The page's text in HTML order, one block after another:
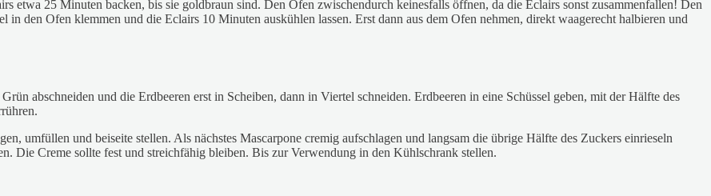
etwa 25 Minuten backen, bis sie goldbraun sind. Den Ofen zwischendurch keinesfalls öffnen, da die Eclairs sonst zusammenfallen! Den
den Ofen klemmen und die Eclairs 10 Minuten auskühlen lassen. Erst dann aus dem Ofen nehmen, direkt waagerecht halbieren und
abschneiden und die Erdbeeren erst in Scheiben, dann in Viertel schneiden. Erdbeeren in eine Schüssel geben, mit der Hälfte des
umfüllen und beiseite stellen. Als nächstes Mascarpone cremig aufschlagen und langsam die übrige Hälfte des Zuckers einrieseln
Die Creme sollte fest und streichfähig bleiben. Bis zur Verwendung in den Kühlschrank stellen.